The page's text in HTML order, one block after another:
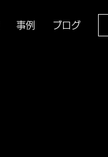
事例 ブログ